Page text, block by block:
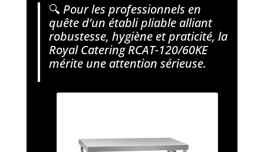
🔍 Pour les professionnels en
quête d’un établi pliable alliant
robustesse, hygiène et praticité, la
Royal Catering RCAT-120/60KE
mérite une attention sérieuse.